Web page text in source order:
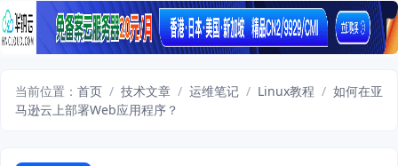
当前位置： 首页 / 技术文章 / 运维笔记 / Linux教程 / 如何在亚
马逊云上部署Web应用程序？